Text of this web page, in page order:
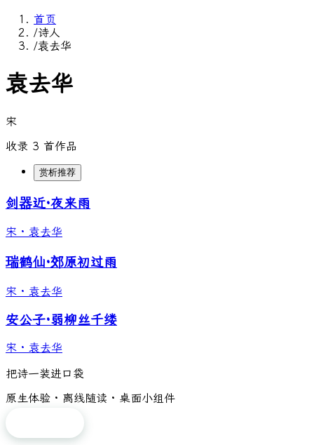
首页
/诗人
/袁去华
袁去华
宋
收录 3 首作品
赏析推荐
剑器近·夜来雨
宋 · 袁去华
瑞鹤仙·郊原初过雨
宋 · 袁去华
安公子·弱柳丝千缕
宋 · 袁去华
把诗一装进口袋
原生体验 · 离线随读 · 桌面小组件